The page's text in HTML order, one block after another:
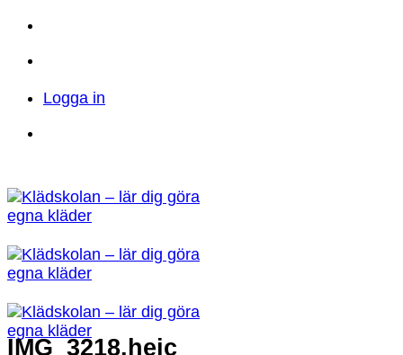
Skip
content
Logga in
IMG_3218.heic